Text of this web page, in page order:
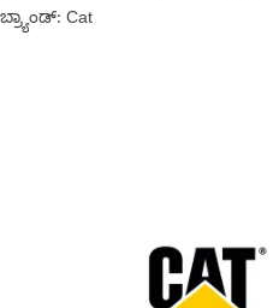
ಬ್ರ್ಯಾಂಡ್: Cat